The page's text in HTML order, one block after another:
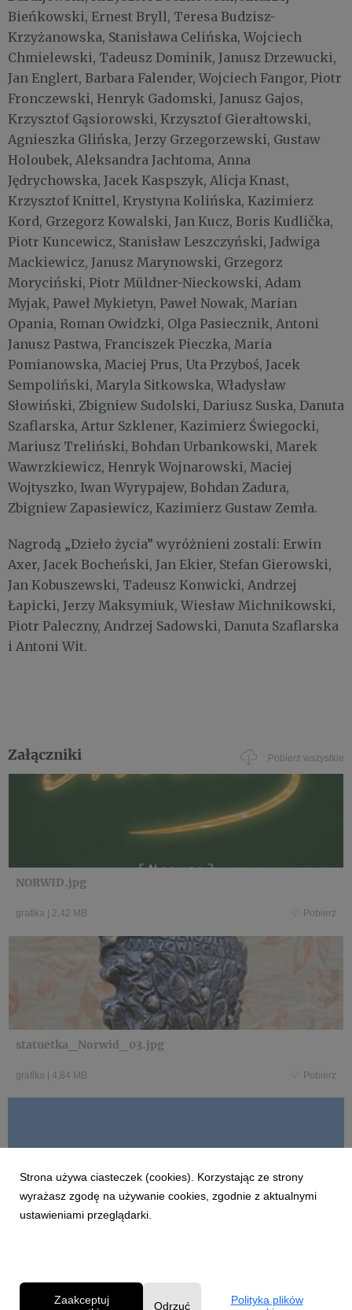
Bieńkowski, Ernest Bryll, Teresa Budzisz-
Krzyżanowska, Stanisława Celińska, Wojciech
Chmielewski, Tadeusz Dominik, Janusz Drzewucki,
Jan Englert, Barbara Falender, Wojciech Fangor, Piotr
Fronczewski, Henryk Gadomski, Janusz Gajos,
Krzysztof Gąsiorowski, Krzysztof Gierałtowski,
Agnieszka Glińska, Jerzy Grzegorzewski, Gustaw
Holoubek, Aleksandra Jachtoma, Anna
Jędrychowska, Jacek Kaspszyk, Alicja Knast,
Krzysztof Knittel, Krystyna Kolińska, Kazimierz
Kord, Grzegorz Kowalski, Jan Kucz, Boris Kudlička,
Piotr Kuncewicz, Stanisław Leszczyński, Jadwiga
Mackiewicz, Janusz Marynowski, Grzegorz
Moryciński, Piotr Müldner-Nieckowski, Adam
Myjak, Paweł Mykietyn, Paweł Nowak, Marian
Opania, Roman Owidzki, Olga Pasiecznik, Antoni
Janusz Pastwa, Franciszek Pieczka, Maria
Pomianowska, Maciej Prus, Uta Przyboś, Jacek
Sempoliński, Maryla Sitkowska, Władysław
Słowiński, Zbigniew Sudolski, Dariusz Suska, Danuta
Szaflarska, Artur Szklener, Kazimierz Świegocki,
Mariusz Treliński, Bohdan Urbankowski, Marek
Wawrzkiewicz, Henryk Wojnarowski, Maciej
Wojtyszko, Iwan Wyrypajew, Bohdan Zadura,
Zbigniew Zapasiewicz, Kazimierz Gustaw Zemła.
Nagrodą „Dzieło życia” wyróżnieni zostali: Erwin
Axer, Jacek Bocheński, Jan Ekier, Stefan Gierowski,
Jan Kobuszewski, Tadeusz Konwicki, Andrzej
Łapicki, Jerzy Maksymiuk, Wiesław Michnikowski,
Piotr Paleczny, Andrzej Sadowski, Danuta Szaflarska
i Antoni Wit.
Załączniki Pobierz wszystkie
NORWID.jpg
grafika 2,42 MB Pobierz
statuetka_Norwid_03.jpg
grafika 4,84 MB Pobierz
informacja_gala_Norwida_2019.docx
Strona używa ciasteczek (cookies). Korzystając ze strony
wyrażasz zgodę na używanie cookies, zgodnie z aktualnymi
ustawieniami przeglądarki.
Zaakceptuj
Odrzuć
Polityka plików